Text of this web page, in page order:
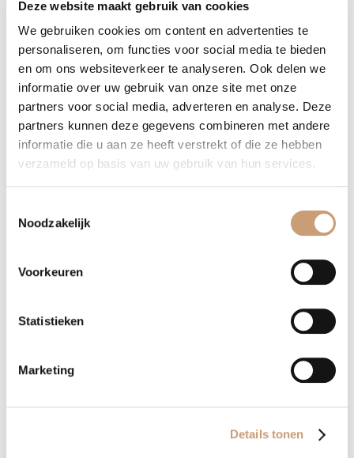
Deze website maakt gebruik van cookies
We gebruiken cookies om content en advertenties te
personaliseren, om functies voor social media te bieden
en om ons websiteverkeer te analyseren. Ook delen we
informatie over uw gebruik van onze site met onze
partners voor social media, adverteren en analyse. Deze
partners kunnen deze gegevens combineren met andere
informatie die u aan ze heeft verstrekt of die ze hebben
verzameld op basis van uw gebruik van hun services.
Noodzakelijk
Voorkeuren
Statistieken
Marketing
Details tonen
SUITLGRE SUITLIVE SUITOCEA
SUITONYX SUITORAN SUITPINK
SUITPLUM